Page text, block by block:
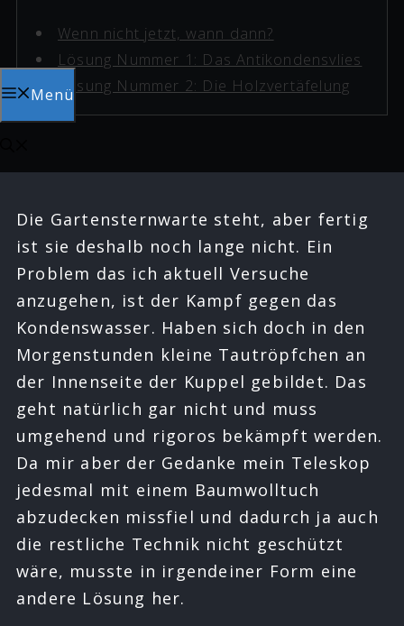
Menü
Wenn nicht jetzt, wann dann?
Lösung Nummer 1: Das Antikondensvlies
Lösung Nummer 2: Die Holzvertäfelung
Die Gartensternwarte steht, aber fertig
ist sie deshalb noch lange nicht. Ein
Problem das ich aktuell Versuche
anzugehen, ist der Kampf gegen das
Kondenswasser. Haben sich doch in den
Morgenstunden kleine Tautröpfchen an
der Innenseite der Kuppel gebildet. Das
geht natürlich gar nicht und muss
umgehend und rigoros bekämpft werden.
Da mir aber der Gedanke mein Teleskop
jedesmal mit einem Baumwolltuch
abzudecken missfiel und dadurch ja auch
die restliche Technik nicht geschützt
wäre, musste in irgendeiner Form eine
andere Lösung her.